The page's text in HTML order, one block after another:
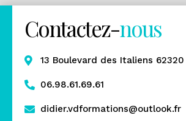
Contactez-nous
13 Boulevard des Italiens 62320
06.98.61.69.61
didier.vdformations@outlook.fr